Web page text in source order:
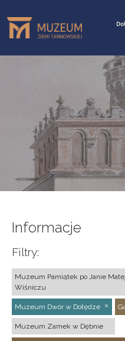
Informacje
Filtry:
Muzeum Pamiątek po Janie
Wiśniczu
Muzeum Dwór w Dołędze
Muzeum Zamek w Dębnie